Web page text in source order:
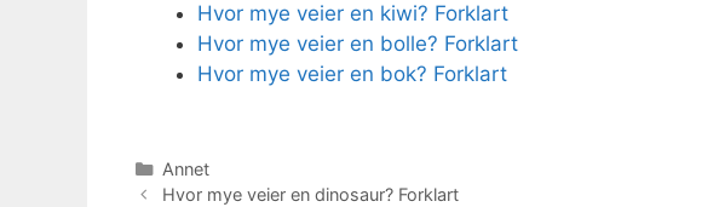
Hvor mye veier en kiwi? Forklart
Hvor mye veier en bolle? Forklart
Hvor mye veier en bok? Forklart
Kategorier
Annet
Hvor mye veier en dinosaur? Forklart